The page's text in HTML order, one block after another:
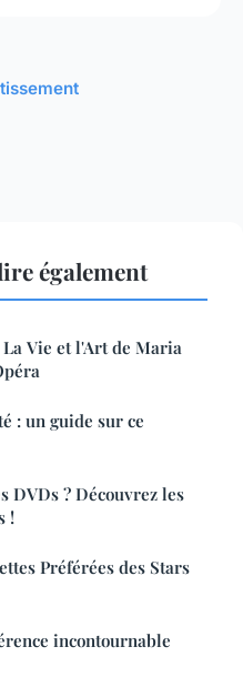
également
Vie et l'Art de Maria
: un guide sur ce
DVDs ? Découvrez les
!
Préférées des Stars
incontournable